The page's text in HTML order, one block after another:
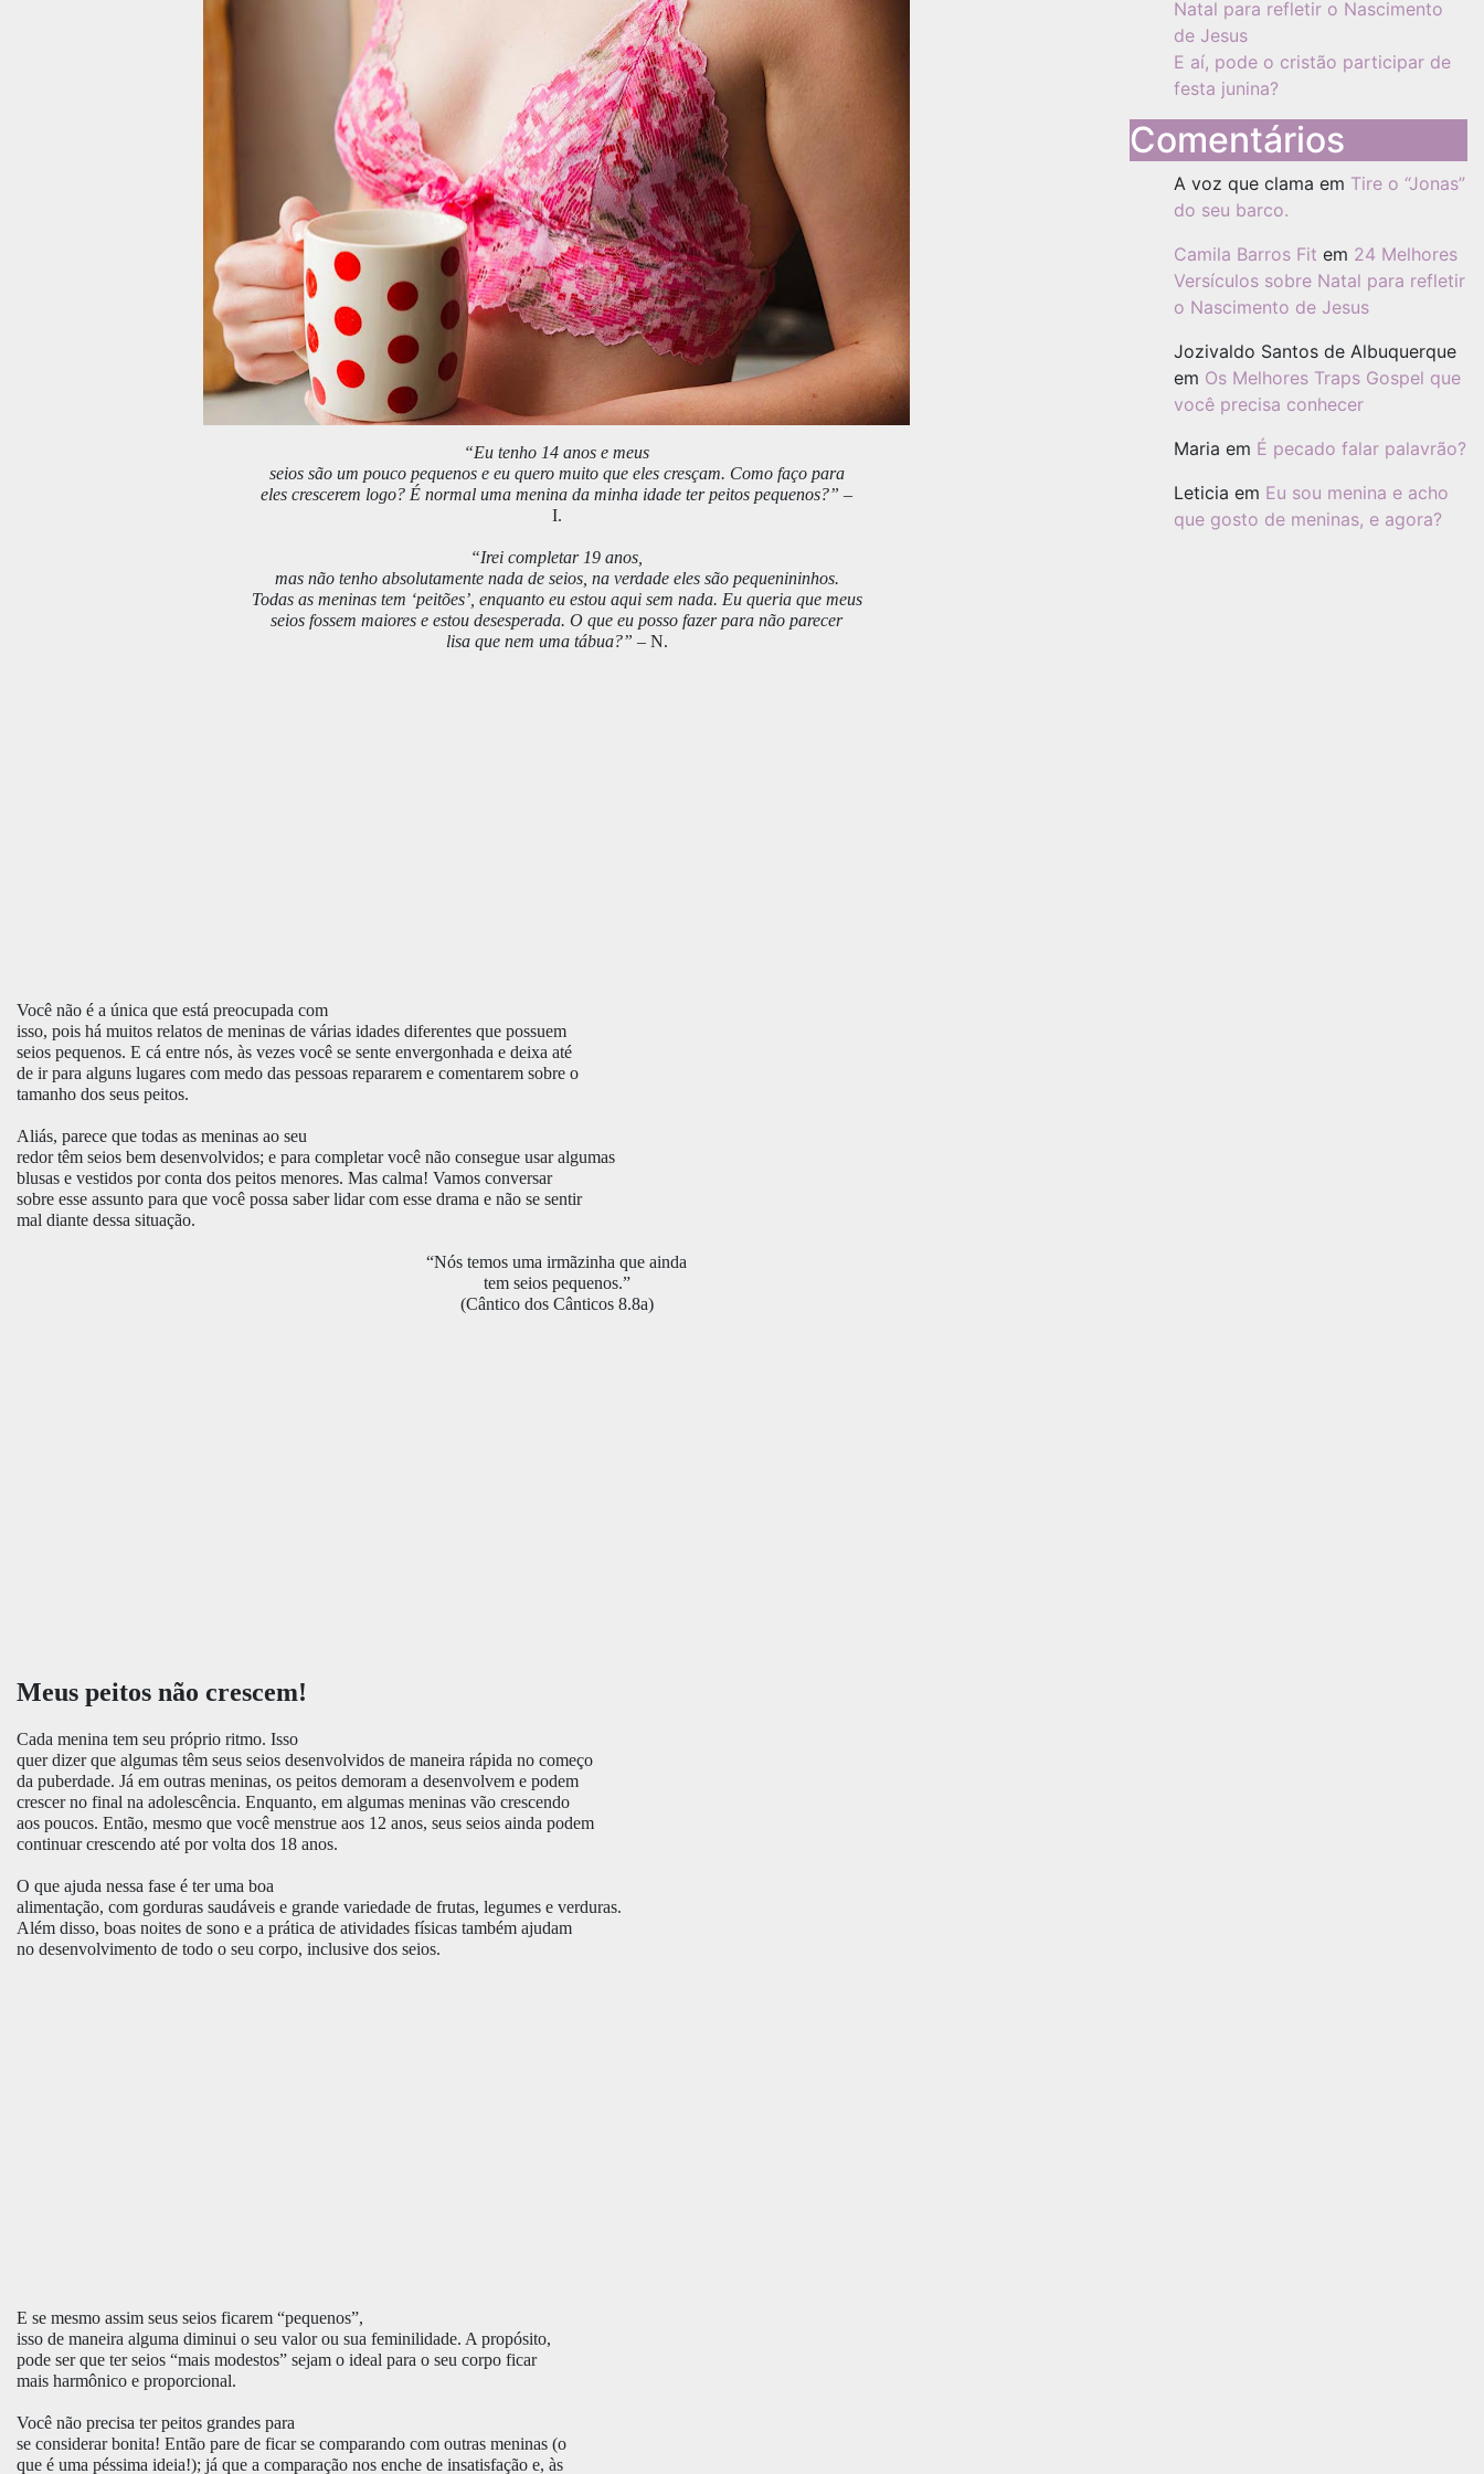
“Eu tenho 14 anos e meus
seios são um pouco pequenos e eu quero muito que eles cresçam. Como faço para
eles crescerem logo? É normal uma menina da minha idade ter peitos pequenos?” –
I.
“Irei completar 19 anos,
mas não tenho absolutamente nada de seios, na verdade eles são pequenininhos.
Todas as meninas tem ‘peitões’, enquanto eu estou aqui sem nada. Eu queria que meus
seios fossem maiores e estou desesperada. O que eu posso fazer para não parecer
lisa que nem uma tábua?” – N.
Você não é a única que está preocupada com
isso, pois há muitos relatos de meninas de várias idades diferentes que possuem
seios pequenos. E cá entre nós, às vezes você se sente envergonhada e deixa até
de ir para alguns lugares com medo das pessoas repararem e comentarem sobre o
tamanho dos seus peitos.
Aliás, parece que todas as meninas ao seu
redor têm seios bem desenvolvidos; e para completar você não consegue usar algumas
blusas e vestidos por conta dos peitos menores. Mas calma! Vamos conversar
sobre esse assunto para que você possa saber lidar com esse drama e não se sentir
mal diante dessa situação.
“Nós temos uma irmãzinha que ainda
tem seios pequenos.”
(Cântico dos Cânticos 8.8a)
Meus peitos não crescem!
Cada menina tem seu próprio ritmo. Isso
quer dizer que algumas têm seus seios desenvolvidos de maneira rápida no começo
da puberdade. Já em outras meninas, os peitos demoram a desenvolvem e podem
crescer no final na adolescência. Enquanto, em algumas meninas vão crescendo
aos poucos. Então, mesmo que você menstrue aos 12 anos, seus seios ainda podem
continuar crescendo até por volta dos 18 anos.
O que ajuda nessa fase é ter uma boa
alimentação, com gorduras saudáveis e grande variedade de frutas, legumes e verduras.
Além disso, boas noites de sono e a prática de atividades físicas também ajudam
no desenvolvimento de todo o seu corpo, inclusive dos seios.
E se mesmo assim seus seios ficarem “pequenos”,
isso de maneira alguma diminui o seu valor ou sua feminilidade. A propósito,
pode ser que ter seios “mais modestos” sejam o ideal para o seu corpo ficar
mais harmônico e proporcional.
Você não precisa ter peitos grandes para
se considerar bonita! Então pare de ficar se comparando com outras meninas (o
que é uma péssima ideia!); já que a comparação nos enche de insatisfação e, às
Natal para refletir o Nascimento
de Jesus
E aí, pode o cristão participar de
festa junina?
Comentários
A voz que clama em Tire o “Jonas”
do seu barco.
Camila Barros Fit em 24 Melhores
Versículos sobre Natal para refletir
o Nascimento de Jesus
Jozivaldo Santos de Albuquerque
em Os Melhores Traps Gospel que
você precisa conhecer
Maria em É pecado falar palavrão?
Leticia em Eu sou menina e acho
que gosto de meninas, e agora?